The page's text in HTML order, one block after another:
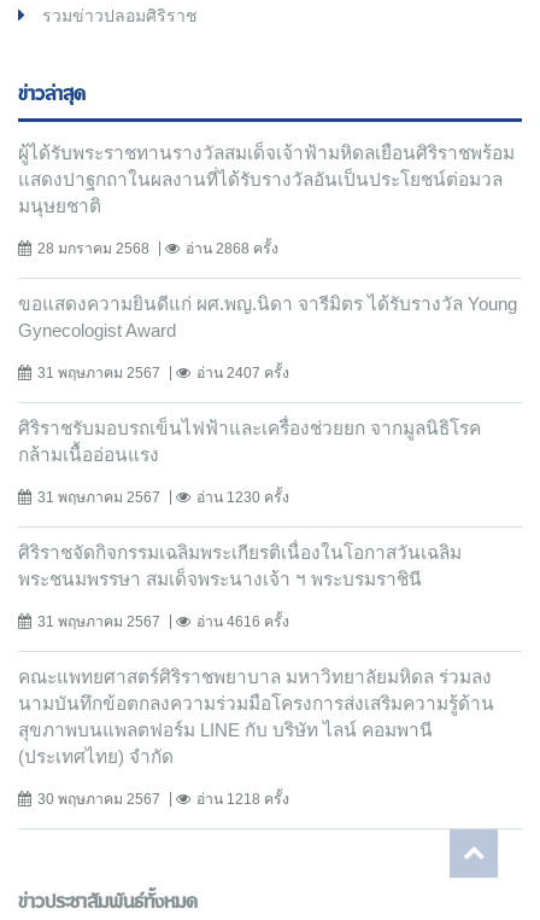
รวมข่าวปลอมศิริราช
ข่าวล่าสุด
ผู้ได้รับพระราชทานรางวัลสมเด็จเจ้าฟ้ามหิดลเยือนศิริราชพร้อม
แสดงปาฐกถาในผลงานที่ได้รับรางวัลอันเป็นประโยชน์ต่อมวล
มนุษยชาติ
28 มกราคม 2568 อ่าน 2868 ครั้ง
ขอแสดงความยินดีแก่ ผศ.พญ.นิดา จารีมิตร ได้รับรางวัล Young
Gynecologist Award
31 พฤษภาคม 2567 อ่าน 2407 ครั้ง
ศิริราชรับมอบรถเข็นไฟฟ้าและเครื่องช่วยยก จากมูลนิธิโรค
กล้ามเนื้ออ่อนแรง
31 พฤษภาคม 2567 อ่าน 1230 ครั้ง
ศิริราชจัดกิจกรรมเฉลิมพระเกียรติเนื่องในโอกาสวันเฉลิม
พระชนมพรรษา สมเด็จพระนางเจ้า ฯ พระบรมราชินี
31 พฤษภาคม 2567 อ่าน 4616 ครั้ง
คณะแพทยศาสตร์ศิริราชพยาบาล มหาวิทยาลัยมหิดล ร่วมลง
นามบันทึกข้อตกลงความร่วมมือโครงการส่งเสริมความรู้ด้าน
สุขภาพบนแพลตฟอร์ม LINE กับ บริษัท ไลน์ คอมพานี
(ประเทศไทย) จํากัด
30 พฤษภาคม 2567 อ่าน 1218 ครั้ง
ข่าวประชาสัมพันธ์ทั้งหมด